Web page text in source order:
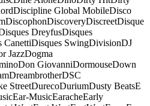
Discipline Global MobileDisco
DiscophonDiscoveryDiscreetDisque
DreyfusDisques
CanettiDisques SwingDivisionDJ
JazzDogma
Don GiovanniDormouseDown
DreambrotherDSC
StreetDurecoDuriumDusty BeatsE
Ear-MusicEaracheEarly